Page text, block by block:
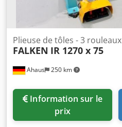
Ahaus 250 km
Plieuse de tôles - 3 rouleaux
FALKEN IR 1270 x 75
prix